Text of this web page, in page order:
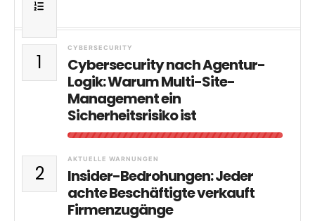
1
CYBERSECURITY
Cybersecurity nach Agentur-
Logik: Warum Multi-Site-
Management ein
Sicherheitsrisiko ist
2
AKTUELLE WARNUNGEN
Insider-Bedrohungen: Jeder
achte Beschäftigte verkauft
Firmenzugänge